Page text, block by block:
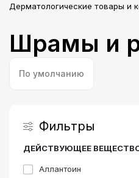
Дерматологическая
Витамины и минералы
HIMALAYA
Косметология
Профессиональная
Здоровье и питание
ТОП товары
Дерматологические товары и
Шрамы и
По умолчанию
Фильтры
ДЕЙСТВУЮЩЕЕ
Аллантоин